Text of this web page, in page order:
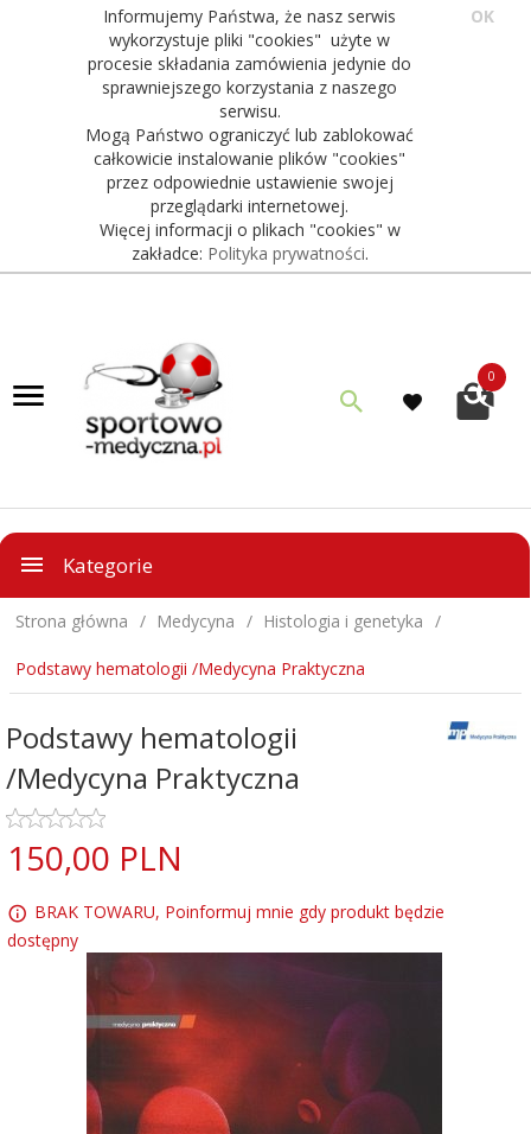
Informujemy Państwa, że nasz serwis
wykorzystuje pliki "cookies" użyte w
procesie składania zamówienia jedynie do
sprawniejszego korzystania z naszego
serwisu.
Mogą Państwo ograniczyć lub zablokować
całkowicie instalowanie plików "cookies"
przez odpowiednie ustawienie swojej
przeglądarki internetowej.
Więcej informacji o plikach "cookies" w
zakładce: Polityka prywatności.
OK
0
Kategorie
Strona główna Medycyna Histologia i genetyka
Podstawy hematologii /Medycyna Praktyczna
Podstawy hematologii
/Medycyna Praktyczna
150,00 PLN
BRAK TOWARU, Poinformuj mnie gdy produkt będzie
dostępny